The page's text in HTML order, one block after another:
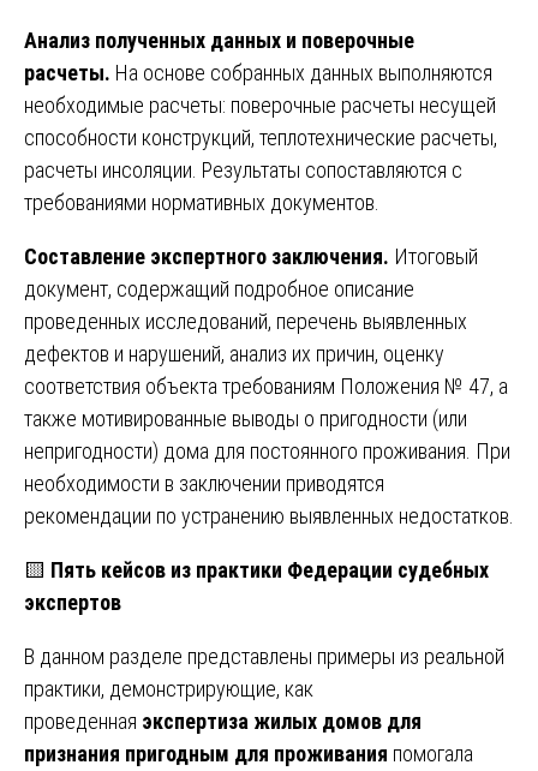
Анализ полученных данных и поверочные
расчеты. На основе собранных данных выполняются
необходимые расчеты: поверочные расчеты несущей
способности конструкций, теплотехнические расчеты,
расчеты инсоляции. Результаты сопоставляются с
требованиями нормативных документов.
Составление экспертного заключения. Итоговый
документ, содержащий подробное описание
проведенных исследований, перечень выявленных
дефектов и нарушений, анализ их причин, оценку
соответствия объекта требованиям Положения № 47, а
также мотивированные выводы о пригодности (или
непригодности) дома для постоянного проживания. При
необходимости в заключении приводятся
рекомендации по устранению выявленных недостатков.
🟨 Пять кейсов из практики Федерации судебных
экспертов
В данном разделе представлены примеры из реальной
практики, демонстрирующие, как
проведенная экспертиза жилых домов для
признания пригодным для проживания помогала